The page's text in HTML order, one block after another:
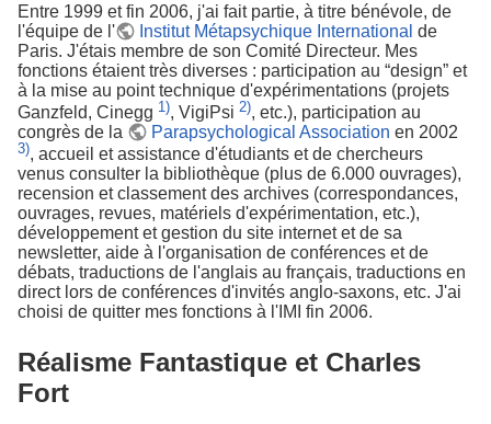
Entre 1999 et fin 2006, j'ai fait partie, à titre bénévole, de
l'équipe de l'
Institut Métapsychique International de
Paris. J'étais membre de son Comité Directeur. Mes
fonctions étaient très diverses : participation au “design” et
à la mise au point technique d'expérimentations (projets
Ganzfeld, Cinegg 1), VigiPsi 2), etc.), participation au
congrès de la
Parapsychological Association en 2002
3), accueil et assistance d'étudiants et de chercheurs
venus consulter la bibliothèque (plus de 6.000 ouvrages),
recension et classement des archives (correspondances,
ouvrages, revues, matériels d'expérimentation, etc.),
développement et gestion du site internet et de sa
newsletter, aide à l'organisation de conférences et de
débats, traductions de l'anglais au français, traductions en
direct lors de conférences d'invités anglo-saxons, etc. J'ai
choisi de quitter mes fonctions à l'IMI fin 2006.
Réalisme Fantastique et Charles
Fort